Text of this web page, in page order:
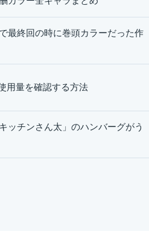
最終回の時に巻頭カラーだった作
用量を確認する方法
ッチンさん太」のハンバーグがう